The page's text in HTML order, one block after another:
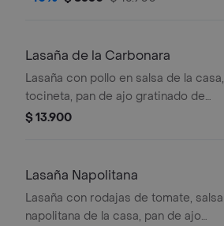
Lasaña de la Carbonara
Lasaña con pollo en salsa de la casa,
tocineta, pan de ajo gratinado de
queso, orégano y tamaño a elegir.
$ 13.900
Lasaña Napolitana
Lasaña con rodajas de tomate, salsa
napolitana de la casa, pan de ajo